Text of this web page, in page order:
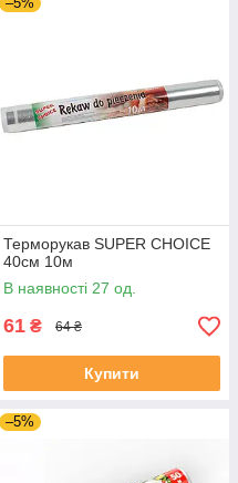
Терморукав SUPER CHOICE
40см 10м
В наявності 27 од.
61 ₴ 64 ₴
Купити
–5%